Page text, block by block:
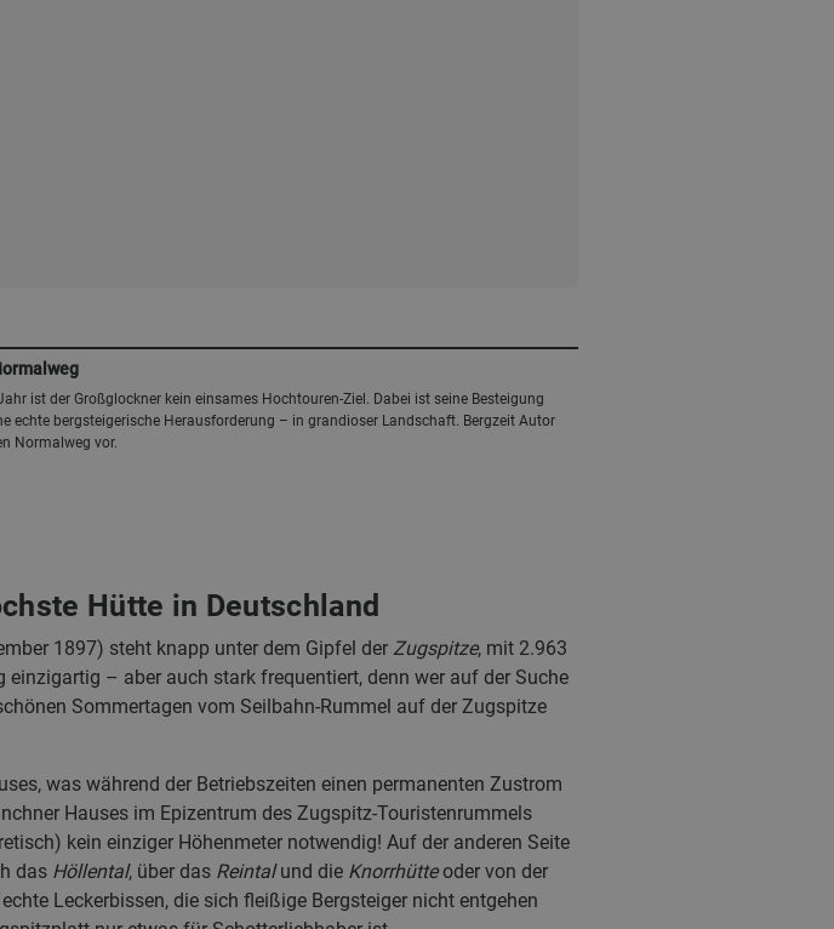
ist der Großglockner kein einsames Hochtouren-Ziel. Dabei ist seine Besteigung
echte bergsteigerische Herausforderung – in grandioser Landschaft. Bergzeit Autor
Normalweg vor.
Hütte in Deutschland
1897) steht knapp unter dem Gipfel der Zugspitze, mit 2.963
– aber auch stark frequentiert, denn wer auf der Suche
Sommertagen vom Seilbahn-Rummel auf der Zugspitze
was während der Betriebszeiten einen permanenten Zustrom
Hauses im Epizentrum des Zugspitz-Touristenrummels
kein einziger Höhenmeter notwendig! Auf der anderen Seite
dasHöllental, über das Reintalund die Knorrhütteoder von der
Leckerbissen, die sich fleißige Bergsteiger nicht entgehen